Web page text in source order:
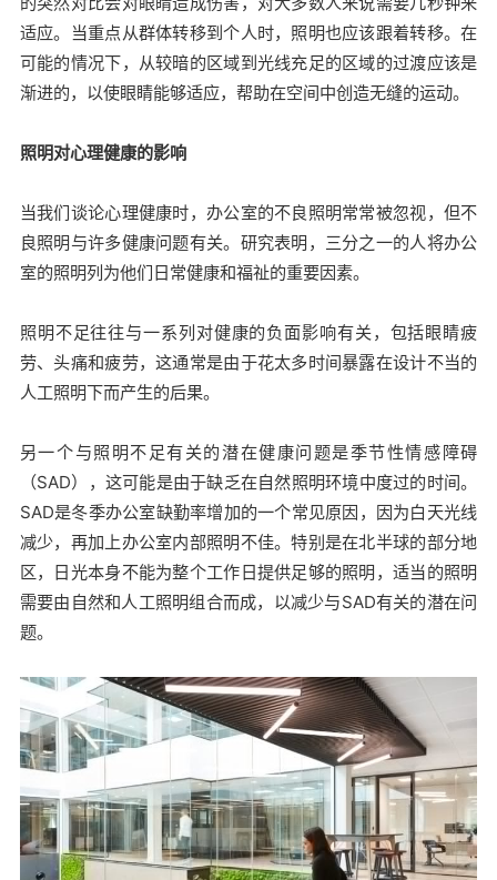
适应。当重点从群体转移到个人时，照明也应该跟着转移。在
可能的情况下，从较暗的区域到光线充足的区域的过渡应该是
渐进的，以使眼睛能够适应，帮助在空间中创造无缝的运动。
照明对心理健康的影响
当我们谈论心理健康时，办公室的不良照明常常被忽视，但不
良照明与许多健康问题有关。研究表明，三分之一的人将办公
室的照明列为他们日常健康和福祉的重要因素。
照明不足往往与一系列对健康的负面影响有关，包括眼睛疲
劳、头痛和疲劳，这通常是由于花太多时间暴露在设计不当的
人工照明下而产生的后果。
另一个与照明不足有关的潜在健康问题是季节性情感障碍
（SAD），这可能是由于缺乏在自然照明环境中度过的时间。
SAD是冬季办公室缺勤率增加的一个常见原因，因为白天光线
减少，再加上办公室内部照明不佳。特别是在北半球的部分地
区，日光本身不能为整个工作日提供足够的照明，适当的照明
需要由自然和人工照明组合而成，以减少与SAD有关的潜在问
题。